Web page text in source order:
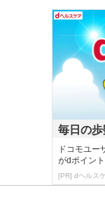
また、[新たな加工
了により、商品詳細
合がございます。
あらかじめご了承い
によるお申込み後の
【お支払いについて】
※お支払い方法は、
イントがご利用いた
※お申込み頂きまし
毎日の歩
ドコモユー
がdポイン
が楽しく続
[PR] dヘルス